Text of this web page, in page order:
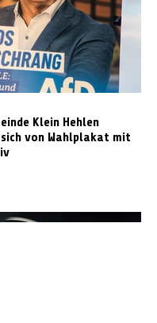
Klein Hehlen
von Wahlplakat mit